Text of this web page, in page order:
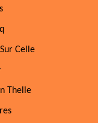
Celle
Thelle